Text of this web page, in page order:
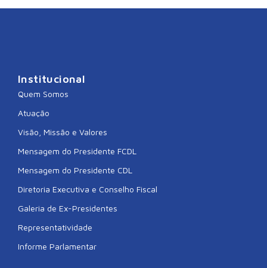
Institucional
Quem Somos
Atuação
Visão, Missão e Valores
Mensagem do Presidente FCDL
Mensagem do Presidente CDL
Diretoria Executiva e Conselho Fiscal
Galeria de Ex-Presidentes
Representatividade
Informe Parlamentar